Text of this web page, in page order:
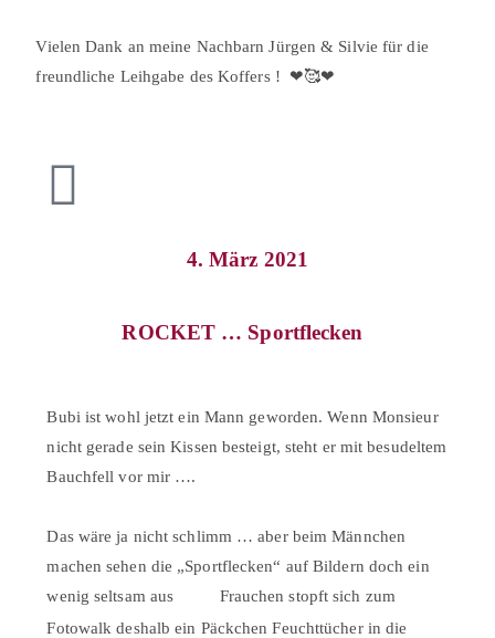
Vielen Dank an meine Nachbarn Jürgen & Silvie für die
freundliche Leihgabe des Koffers ! ❤🥰❤⠀
4. März 2021
ROCKET … Sportflecken⠀
Bubi ist wohl jetzt ein Mann geworden. Wenn Monsieur
nicht gerade sein Kissen besteigt, steht er mit besudeltem
Bauchfell vor mir ….⠀
Das wäre ja nicht schlimm … aber beim Männchen
machen sehen die „Sportflecken“ auf Bildern doch ein
wenig seltsam aus
Frauchen stopft sich zum
Fotowalk deshalb ein Päckchen Feuchttücher in die